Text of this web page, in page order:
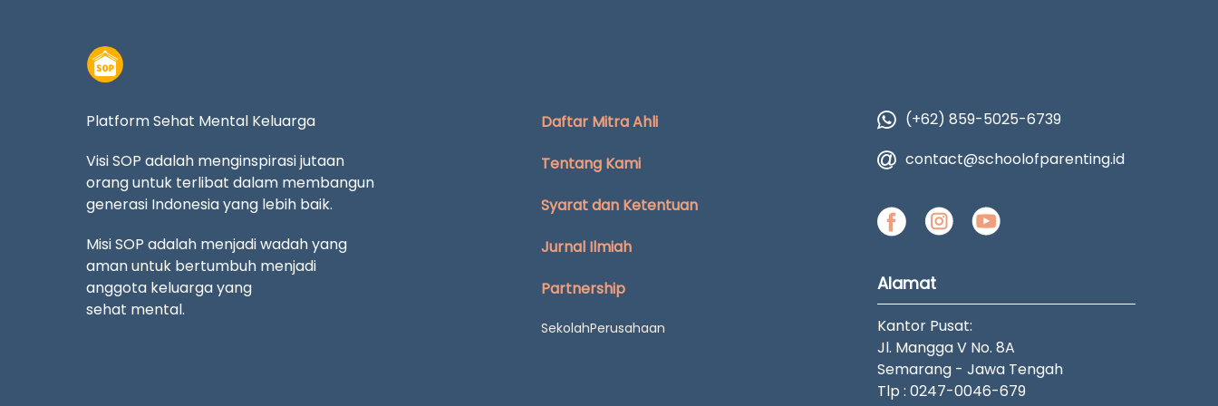
Platform Sehat Mental Keluarga
Visi SOP adalah menginspirasi jutaan
orang untuk terlibat dalam membangun
generasi Indonesia yang lebih baik.
Misi SOP adalah menjadi wadah yang
aman untuk bertumbuh menjadi
anggota keluarga yang
sehat mental.
Daftar Mitra Ahli
Tentang Kami
Syarat dan Ketentuan
Jurnal Ilmiah
Partnership
SekolahPerusahaan
(+62) 859-5025-6739
contact@schoolofparenting.id
Alamat
Kantor Pusat:
Jl. Mangga V No. 8A
Semarang - Jawa Tengah
Tlp : 0247-0046-679